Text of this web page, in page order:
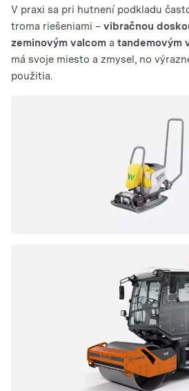
V praxi sa pri hutnení podkladu
troma riešeniami – vibračnou
zeminovým valcom a tandemovým
má svoje miesto a zmysel, no
použitia.